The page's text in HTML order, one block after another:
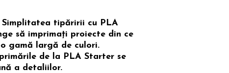
Simplitatea tipăririi cu PLA
să imprimați proiecte din ce
gamă largă de culori.
de la PLA Starter se
a detaliilor.